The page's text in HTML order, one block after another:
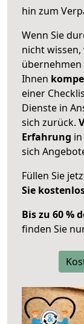
hin zum
Wenn Sie
nicht wissen,
Ihnen
einer
Dienste in
sich zurück.
Erfahrung
sich
Füllen Sie
Sie
Bis zu 60 %
finden Sie